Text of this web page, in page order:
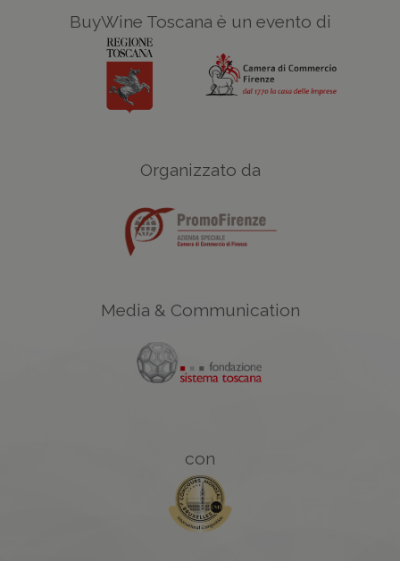
BuyWine Toscana è un evento di
Organizzato da
Media & Communication
con